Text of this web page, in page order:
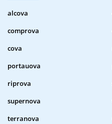
alcova
comprova
cova
portauova
riprova
supernova
terranova